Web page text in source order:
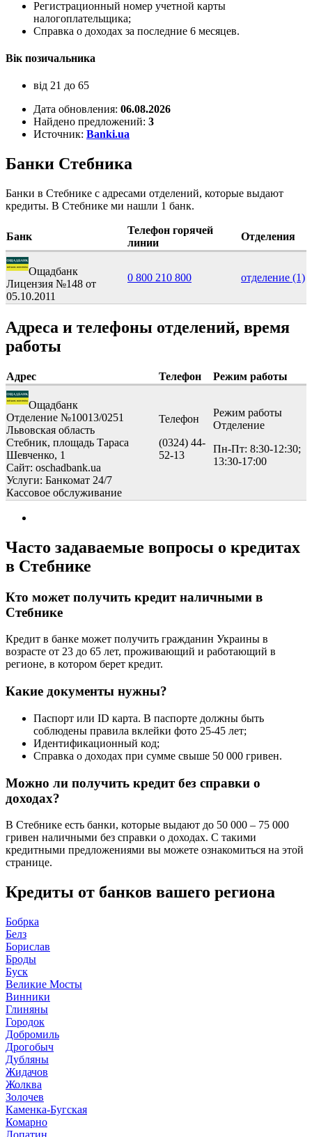
Регистрационный номер учетной карты
налогоплательщика;
Справка о доходах за последние 6 месяцев.
Вік позичальника
від 21 до 65
Дата обновления: 06.08.2026
Найдено предложений: 3
Источник: Banki.ua
Банки Стебника
Банки в Стебнике с адресами отделений, которые выдают
кредиты. В Стебнике ми нашли 1 банк.
Банк
Телефон горячей
линии
Отделения
Ощадбанк
Лицензия №148 от
05.10.2011
0 800 210 800 отделение (1)
Адреса и телефоны отделений, время
работы
Адрес Телефон Режим работы
Ощадбанк
Отделение №10013/0251
Львовская область
Стебник, площадь Тараса
Шевченко, 1
Сайт: oschadbank.ua
Услуги: Банкомат 24/7
Кассовое обслуживание
Телефон
(0324) 44-
52-13
Режим работы
Отделение
Пн-Пт: 8:30-12:30;
13:30-17:00
Часто задаваемые вопросы о кредитах
в Стебнике
Кто может получить кредит наличными в
Стебнике
Кредит в банке может получить гражданин Украины в
возрасте от 23 до 65 лет, проживающий и работающий в
регионе, в котором берет кредит.
Какие документы нужны?
Паспорт или ID карта. В паспорте должны быть
соблюдены правила вклейки фото 25-45 лет;
Идентификационный код;
Справка о доходах при сумме свыше 50 000 гривен.
Можно ли получить кредит без справки о
доходах?
В Стебнике есть банки, которые выдают до 50 000 – 75 000
гривен наличными без справки о доходах. С такими
кредитными предложениями вы можете ознакомиться на этой
странице.
Кредиты от банков вашего региона
Бобрка
Белз
Борислав
Броды
Буск
Великие Мосты
Винники
Глиняны
Городок
Добромиль
Дрогобыч
Дубляны
Жидачов
Жолква
Золочев
Каменка-Бугская
Комарно
Лопатин